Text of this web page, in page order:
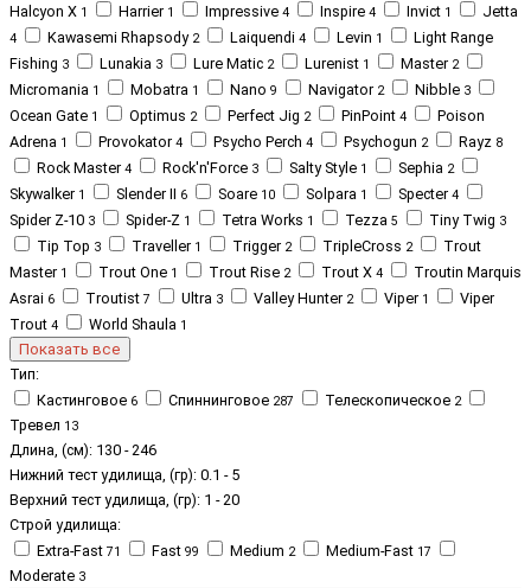
Halcyon X 1 Harrier 1 Impressive 4 Inspire 4 Invict 1 Jetta
4 Kawasemi Rhapsody 2 Laiquendi 4 Levin 1
Light Range
Fishing 3 Lunakia 3 Lure Matic 2 Lurenist 1 Master 2
Micromania 1 Mobatra 1 Nano 9 Navigator 2 Nibble 3
Ocean Gate 1 Optimus 2 Perfect Jig 2 PinPoint 4
Poison
Adrena 1 Provokator 4 Psycho Perch 4 Psychogun 2 Rayz 8
Rock Master 4 Rock'n'Force 3 Salty Style 1 Sephia 2
Skywalker 1 Slender II 6 Soare 10 Solpara 1 Specter 4
Spider Z-10 3 Spider-Z 1 Tetra Works 1 Tezza 5 Tiny Twig 3
Tip Top 3 Traveller 1 Trigger 2 TripleCross 2
Trout
Master 1 Trout One 1 Trout Rise 2 Trout X 4
Troutin Marquis
Asrai 6 Troutist 7 Ultra 3 Valley Hunter 2 Viper 1
Viper
Trout 4 World Shaula 1
Показать все
Тип:
Кастинговое 6 Спиннинговое 287 Телескопическое 2
Тревел 13
Длина, (см): 130 - 246
Нижний тест удилища, (гр): 0.1 - 5
Верхний тест удилища, (гр): 1 - 20
Строй удилища:
Extra-Fast 71 Fast 99 Medium 2 Medium-Fast 17
Moderate 3